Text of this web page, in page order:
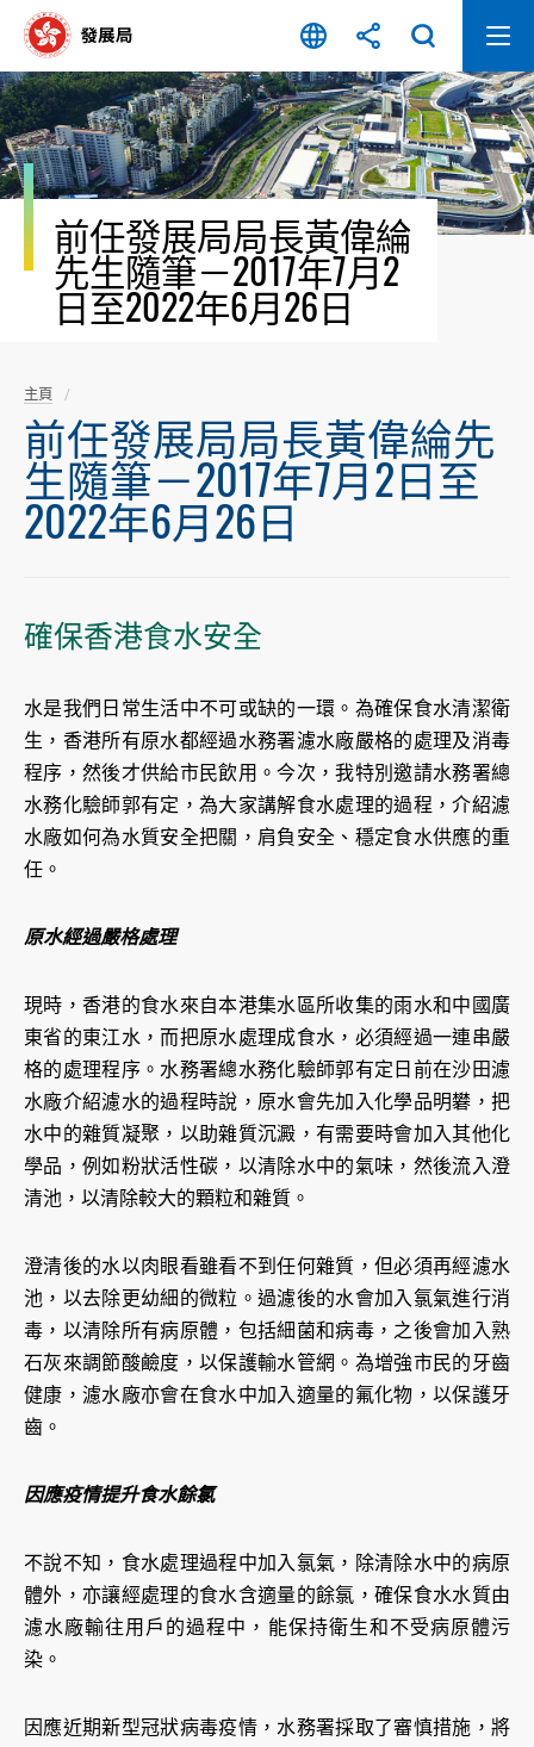
容
開
始
前任發展局局長黃偉綸
先生隨筆－2017年7月2
日至2022年6月26日
主頁
前任發展局局長黃偉綸先
生隨筆－2017年7月2日至
2022年6月26日
確保香港食水安全
水是我們日常生活中不可或缺的一環。為確保食水清潔衛
生，香港所有原水都經過水務署濾水廠嚴格的處理及消毒
程序，然後才供給市民飲用。今次，我特別邀請水務署總
水務化驗師郭有定，為大家講解食水處理的過程，介紹濾
水廠如何為水質安全把關，肩負安全、穩定食水供應的重
任。
原水經過嚴格處理
現時，香港的食水來自本港集水區所收集的雨水和中國廣
東省的東江水，而把原水處理成食水，必須經過一連串嚴
格的處理程序。水務署總水務化驗師郭有定日前在沙田濾
水廠介紹濾水的過程時說，原水會先加入化學品明礬，把
水中的雜質凝聚，以助雜質沉澱，有需要時會加入其他化
學品，例如粉狀活性碳，以清除水中的氣味，然後流入澄
清池，以清除較大的顆粒和雜質。
澄清後的水以肉眼看雖看不到任何雜質，但必須再經濾水
池，以去除更幼細的微粒。過濾後的水會加入氯氣進行消
毒，以清除所有病原體，包括細菌和病毒，之後會加入熟
石灰來調節酸鹼度，以保護輸水管網。為增強市民的牙齒
健康，濾水廠亦會在食水中加入適量的氟化物，以保護牙
齒。
因應疫情提升食水餘氯
不說不知，食水處理過程中加入氯氣，除清除水中的病原
體外，亦讓經處理的食水含適量的餘氯，確保食水水質由
濾水廠輸往用戶的過程中，能保持衛生和不受病原體污
染。
因應近期新型冠狀病毒疫情，水務署採取了審慎措施，將